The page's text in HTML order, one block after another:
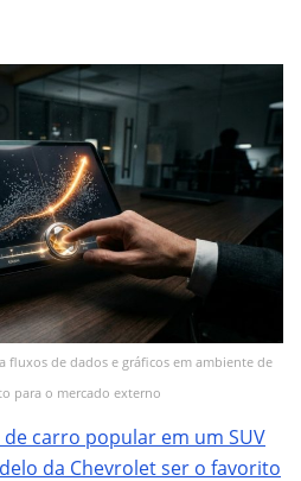
fluxos de dados e gráficos em ambiente de
para o mercado externo
carro popular em um SUV
da Chevrolet ser o favorito